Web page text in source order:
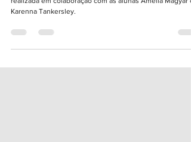
Lançamento do quinto vídeo da rúbrica #SPECOcorner,
Karenna Tankersley.